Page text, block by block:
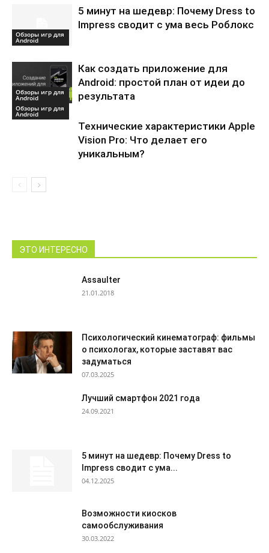
Обзоры игр для
Android
5 минут на шедевр: Почему Dress to
Impress сводит с ума весь Роблокс
Обзоры игр для
Android
Как создать приложение для
Android: простой план от идеи до
результата
Обзоры игр для
Android
Технические характеристики Apple
Vision Pro: Что делает его
уникальным?
ЭТО ИНТЕРЕСНО
Assaulter
21.01.2018
Психологический кинематограф: фильмы
о психологах, которые заставят вас
задуматься
07.03.2025
Лучший смартфон 2021 года
24.09.2021
5 минут на шедевр: Почему Dress to
Impress сводит с ума...
04.12.2025
Возможности киосков
самообслуживания
30.03.2022